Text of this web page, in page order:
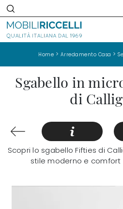
Home > Arredamento Casa >
Sgabello in
di
Scopri lo sgabello Fifties di
stile moderno e comfort